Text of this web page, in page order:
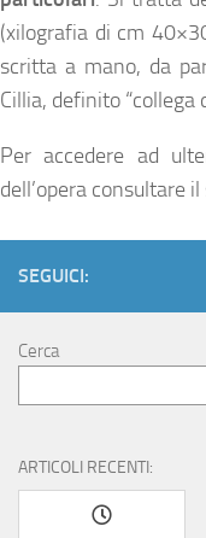
(xilografia di cm
scritta a mano, da
Cillia, definito “collega
Per accedere ad
dell’opera consultare
SEGUICI:
Cerca
ARTICOLI RECENTI: